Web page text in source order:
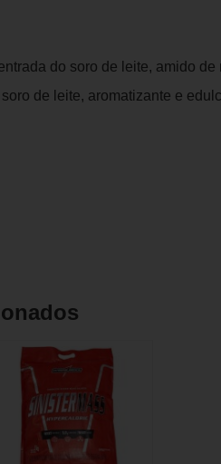
do soro de leite, amido
de leite, aromatizante e